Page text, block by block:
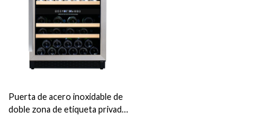
Puerta de acero inoxidable de
doble zona de etiqueta privada